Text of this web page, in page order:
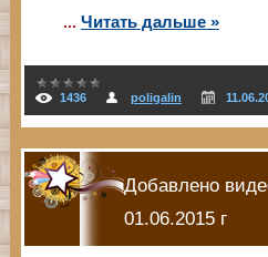
... Читать дальше »
1436 poligalin
Добавлено
01.06.2015 г